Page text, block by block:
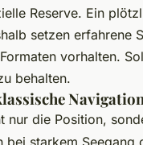
Reserve. Ein
setzen erfahrene
vorhalten.
behalten.
Navigation
nur die Position,
starkem